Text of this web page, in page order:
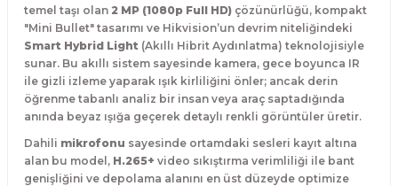
temel taşı olan 2 MP (1080p Full HD) çözünürlüğü, kompakt
"Mini Bullet" tasarımı ve Hikvision’un devrim niteliğindeki
Smart Hybrid Light (Akıllı Hibrit Aydınlatma) teknolojisiyle
sunar. Bu akıllı sistem sayesinde kamera, gece boyunca IR
ile gizli izleme yaparak ışık kirliliğini önler; ancak derin
öğrenme tabanlı analiz bir insan veya araç saptadığında
anında beyaz ışığa geçerek detaylı renkli görüntüler üretir.
Dahili mikrofonu sayesinde ortamdaki sesleri kayıt altına
alan bu model, H.265+ video sıkıştırma verimliliği ile bant
genişliğini ve depolama alanını en üst düzeyde optimize